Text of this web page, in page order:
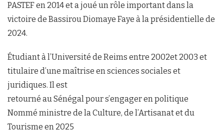
PASTEF en 2014 et a joué un rôle important dans la
victoire de Bassirou Diomaye Faye à la présidentielle de
2024.
Étudiant à l’Université de Reims entre 2002et 2003 et
titulaire d’une maîtrise en sciences sociales et
juridiques. Il est
retourné au Sénégal pour s’engager en politique
Nommé ministre de la Culture, de l’Artisanat et du
Tourisme en 2025